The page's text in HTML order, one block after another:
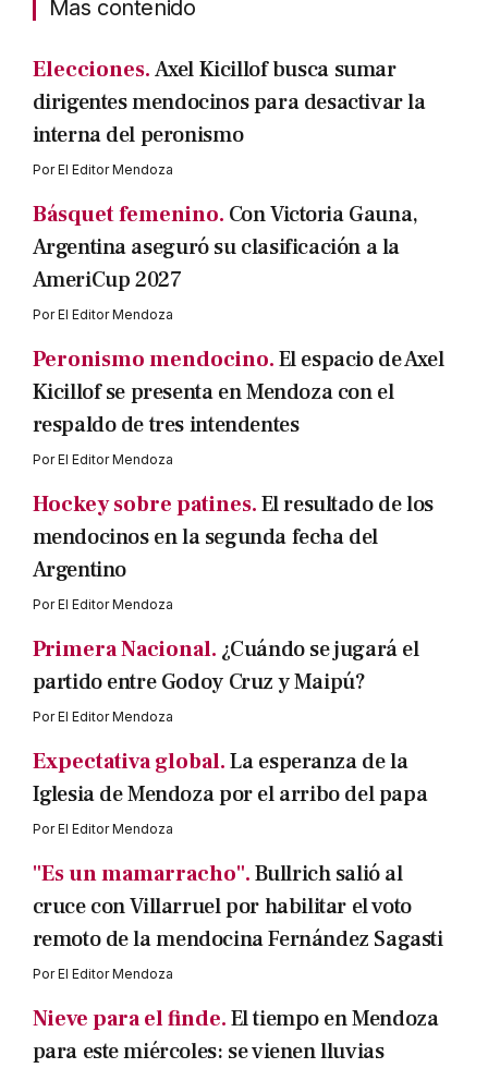
Mas contenido
Elecciones.Axel Kicillof busca sumar
dirigentes mendocinos para desactivar la
interna del peronismo
PorEl Editor Mendoza
Básquet femenino. Con Victoria Gauna,
Argentina aseguró su clasificación a la
AmeriCup 2027
PorEl Editor Mendoza
Peronismo mendocino.El espacio de Axel
Kicillof se presenta en Mendoza con el
respaldo de tres intendentes
PorEl Editor Mendoza
Hockey sobre patines.El resultado de los
mendocinos en la segunda fecha del
Argentino
PorEl Editor Mendoza
Primera Nacional. ¿Cuándo se jugará el
partido entre Godoy Cruz y Maipú?
PorEl Editor Mendoza
Expectativa global.La esperanza de la
Iglesia de Mendoza por el arribo del papa
PorEl Editor Mendoza
"Es un mamarracho".Bullrich salió al
cruce con Villarruel por habilitar el voto
remoto de la mendocina Fernández Sagasti
PorEl Editor Mendoza
Nieve para el finde.El tiempo en Mendoza
para este miércoles: se vienen lluvias